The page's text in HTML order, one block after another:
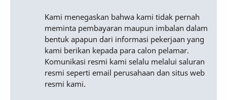
Kami menegaskan bahwa kami tidak pernah
meminta pembayaran maupun imbalan dalam
bentuk apapun dari informasi pekerjaan yang
kami berikan kepada para calon pelamar.
Komunikasi resmi kami selalu melalui saluran
resmi seperti email perusahaan dan situs web
resmi kami.